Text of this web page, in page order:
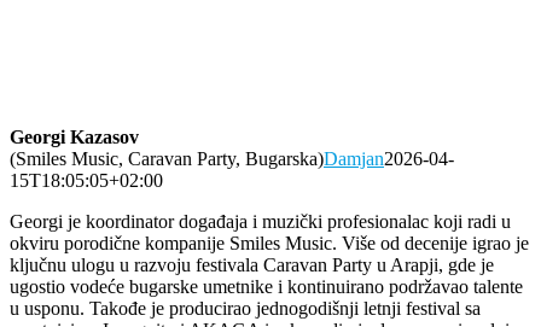
Georgi Kazasov
(Smiles Music, Caravan Party, Bugarska)Damjan2026-04-
15T18:05:05+02:00
Georgi je koordinator događaja i muzički profesionalac koji radi u
okviru porodične kompanije Smiles Music. Više od decenije igrao je
ključnu ulogu u razvoju festivala Caravan Party u Arapji, gde je
ugostio vodeće bugarske umetnike i kontinuirano podržavao talente
u usponu. Takođe je producirao jednogodišnji letnji festival sa